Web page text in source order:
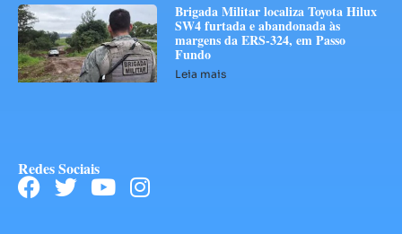
Brigada Militar localiza Toyota Hilux
SW4 furtada e abandonada às
margens da ERS-324, em Passo
Fundo
Leia mais
Redes Sociais